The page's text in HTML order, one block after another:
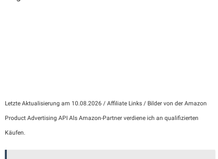
Letzte Aktualisierung am 10.08.2026 / Affiliate Links / Bilder von der Amazon
Product Advertising API Als Amazon-Partner verdiene ich an qualifizierten
Käufen.